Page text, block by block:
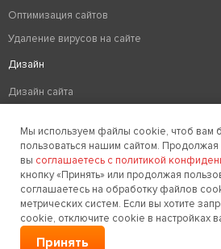
Оптимизация сайтов
Удаление вирусов на сайте
Дизайн
Дизайн сайта
Создание фирменного стиля
Заказать звонок
Мы используем файлы cookie, чтоб вам
пользоваться нашим сайтом. Продолжая
вы соглашаетесь с политикой
кнопку «Принять» или продолжая
соглашаетесь на обработку файлов
метрических систем. Если вы хотите
cookie, отключите cookie в настройках
Принять